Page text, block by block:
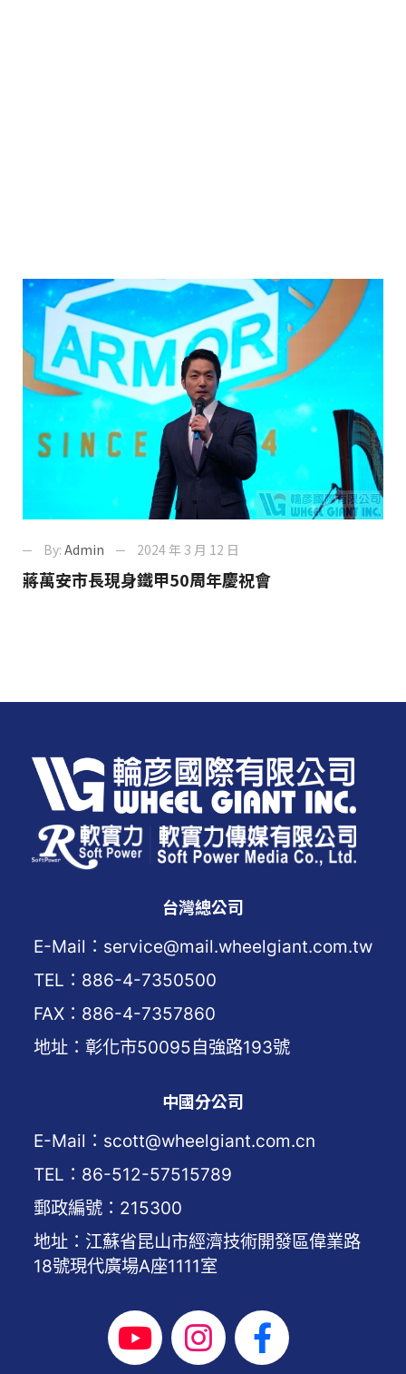
By: Admin 2024 年 3 月 12 日
蔣萬安市長現身鐵甲50周年慶祝會
台灣總公司
E-Mail：service@mail.wheelgiant.com.tw
TEL：886-4-7350500
FAX：886-4-7357860
地址：彰化市50095自強路193號
中國分公司
E-Mail：scott@wheelgiant.com.cn
TEL：86-512-57515789
郵政編號：215300
地址：江蘇省昆山市經濟技術開發區偉業路
18號現代廣場A座1111室